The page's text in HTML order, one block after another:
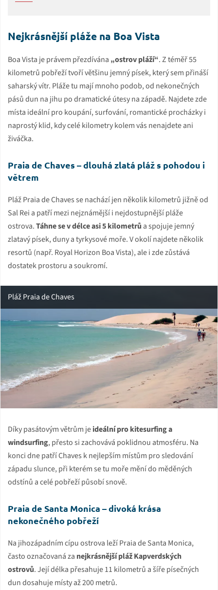
Nejkrásnější pláže na Boa Vista
Boa Vista je právem přezdívána „ostrov pláží“. Z téměř 55
kilometrů pobřeží tvoří většinu jemný písek, který sem přináší
saharský vítr. Pláže tu mají mnoho podob, od nekonečných
pásů dun na jihu po dramatické útesy na západě. Najdete zde
místa ideální pro koupání, surfování, romantické procházky i
naprostý klid, kdy celé kilometry kolem vás nenajdete ani
živáčka.
Praia de Chaves – dlouhá zlatá pláž s pohodou i
větrem
Pláž Praia de Chaves se nachází jen několik kilometrů jižně od
Sal Rei a patří mezi nejznámější i nejdostupnější pláže
ostrova.Táhne se v délce asi 5 kilometrů a spojuje jemný
zlatavý písek, duny a tyrkysové moře. V okolí najdete několik
resortů (např. Royal Horizon Boa Vista), ale i zde zůstává
dostatek prostoru a soukromí.
Pláž Praia de Chaves
Díky pasátovým větrům jeideální pro kitesurfing a
windsurfing, přesto si zachovává poklidnou atmosféru. Na
konci dne patří Chaves k nejlepším místům pro sledování
západu slunce, při kterém se tu moře mění do měděných
odstínů a celé pobřeží působí snově.
Praia de Santa Monica – divoká krása
nekonečného pobřeží
Na jihozápadním cípu ostrova leží Praia de Santa Monica,
často označovaná za nejkrásnější pláž Kapverdských
ostrovů. Její délka přesahuje 11 kilometrů a šíře písečných
dun dosahuje místy až 200 metrů.